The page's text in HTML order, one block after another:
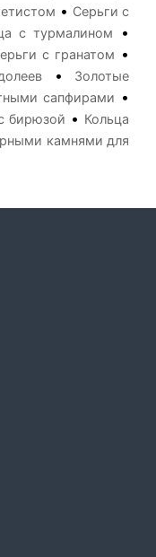
• Серьги с
с турмалином •
с гранатом •
•
Золотые
сапфирами •
бирюзой • Кольца
камнями для